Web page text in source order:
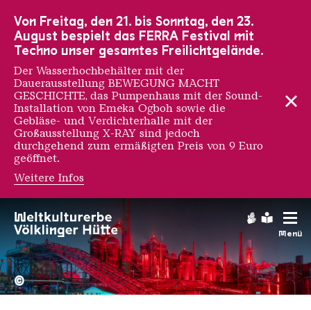
Menü
Hochofengruppe in Rot
Copyright:
©
Von Freitag, den 21. bis Sonntag, den 23.
August bespielt das FERRA Festival mit
Techno unser gesamtes Freilichtgelände.
Der Wasserhochbehälter mit der
Dauerausstellung BEWEGUNG MACHT
GESCHICHTE, das Pumpenhaus mit der Sound-
Installation von Emeka Ogboh sowie die
Gebläse- und Verdichterhalle mit der
Großausstellung X-RAY sind jedoch
durchgehend zum ermäßigten Preis von 9 Euro
geöffnet.
Weitere Infos